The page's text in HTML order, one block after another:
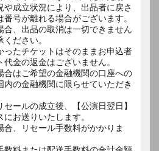
成立状況により、出品者に戻さ
号が離れる場合がございます。
、出品の取消は一切できません
ださい。
たチケットはそのままお申込者
金の返金はございません。
はご希望の金融機関の口座への
の金融機関に限らせていただき
ールの成立後、【公演日翌日】
お送りいたします。
、リセール手数料がかかりま